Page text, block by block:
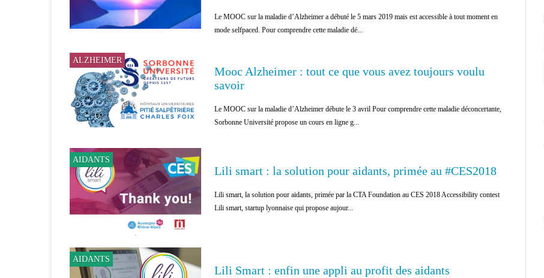
Le MOOC sur la maladie d’Alzheimer a débuté le 5 mars 2019 mais est accessible à tout moment en
mode selfpaced. Pour comprendre cette maladie dé...
ALZHEIMER
Mooc Alzheimer : tout ce que vous avez toujours voulu
savoir
Le MOOC sur la maladie d’Alzheimer débute le 3 avril Pour comprendre cette maladie déconcertante,
Sorbonne Université propose un cours en ligne g...
AIDANTS
Lili smart : la solution pour aidants, primée au #CES2018
Lili smart, la solution pour aidants, primée par la CTA Foundation au CES 2018 Accessibility contest
Lili smart, startup lyonnaise qui propose aujour...
AIDANTS
Lili Smart : enfin une appli au profit des aidants